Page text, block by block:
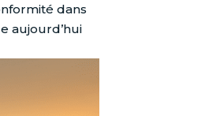
dans
aujourd’hui